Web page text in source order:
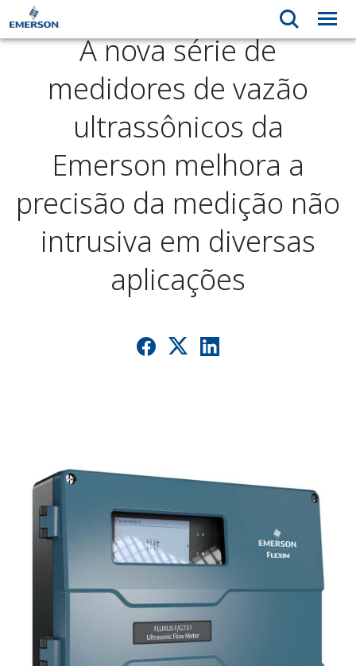
A nova série de
medidores de vazão
ultrassônicos da
Emerson melhora a
precisão da medição não
intrusiva em diversas
aplicações